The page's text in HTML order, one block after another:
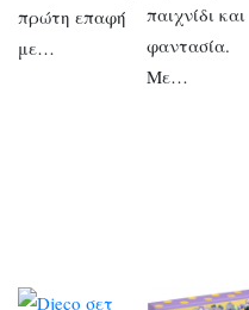
πρώτη επαφή
με…
παιχνίδι και
φαντασία.
Με…